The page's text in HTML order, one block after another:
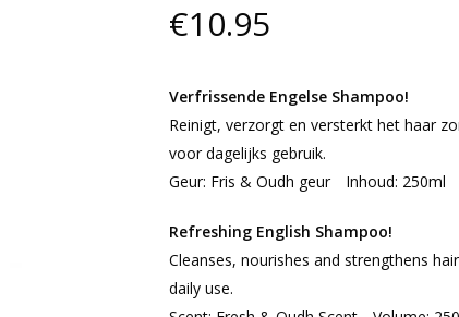
€10.95
Verfrissende Engelse Shampoo!
Reinigt, verzorgt en versterkt het haar
voor dagelijks gebruik.
Geur: Fris & Oudh geur Inhoud: 250ml
Refreshing English Shampoo!
Cleanses, nourishes and strengthens
daily use.